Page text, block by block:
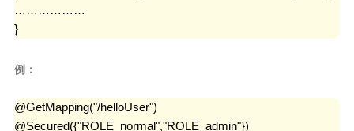
………………
}
例：
@GetMapping("/helloUser")
@Secured({"ROLE_normal","ROLE_admin"})